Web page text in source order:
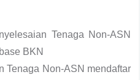
Tenaga Non-ASN
BKN
Tenaga Non-ASN mendaftar